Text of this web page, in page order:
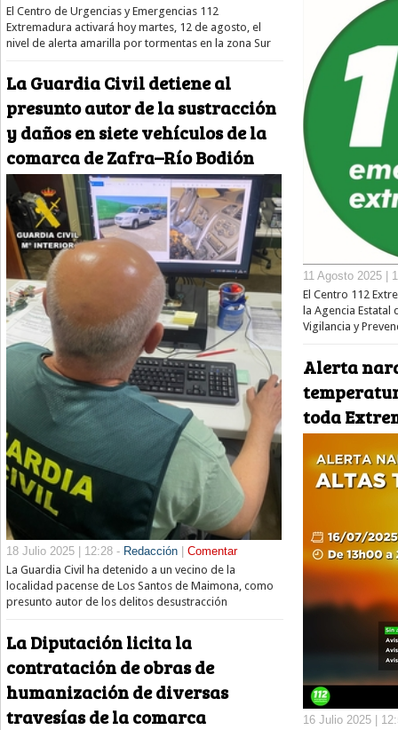
El Centro de Urgencias y Emergencias 112
Extremadura activará hoy martes, 12 de agosto, el
nivel de alerta amarilla por tormentas en la zona Sur
La Guardia Civil detiene al
presunto autor de la sustracción
y daños en siete vehículos de la
comarca de Zafra–Río Bodión
18 Julio 2025 | 12:28 - Redacción| Comentar
La Guardia Civil ha detenido a un vecino de la
localidad pacense de Los Santos de Maimona, como
presunto autor de los delitos desustracción
La Diputación licita la
contratación de obras de
humanización de diversas
travesías de la comarca
11 Agosto 2025 |
El Centro 112
la Agencia
Vigilancia y
Alerta
toda
16 Julio 2025 |